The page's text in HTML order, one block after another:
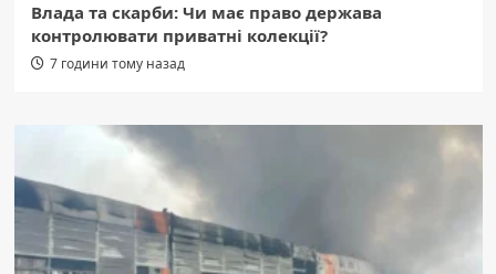
Влада та скарби: Чи має право держава
контролювати приватні колекції?
7 години тому назад